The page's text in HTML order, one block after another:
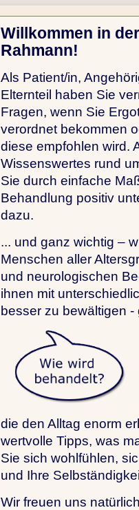
Willkommen in
Rahmann!
Als Patient/in,
Elternteil haben Sie
Fragen, wenn Sie
verordnet bekommen
diese empfohlen wird.
Wissenswertes rund
Sie durch einfache
Behandlung positiv
dazu.
... und ganz wichtig –
Menschen aller
und neurologischen
ihnen mit
besser zu bewältigen
die den Alltag enorm
wertvolle Tipps, was
Sie sich wohlfühlen,
und Ihre
Wir freuen uns